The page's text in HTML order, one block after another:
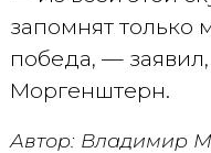
запомнят только
победа, —
Моргенштерн.
Автор: Владимир